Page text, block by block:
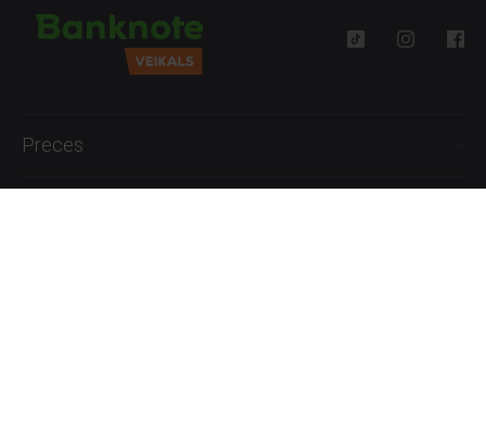
Preces